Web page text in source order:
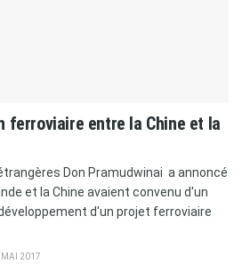
ferroviaire entre la Chine et la
Don Pramudwinai a annoncé
et la Chine avaient convenu d'un
d'un projet ferroviaire
MAI 2017